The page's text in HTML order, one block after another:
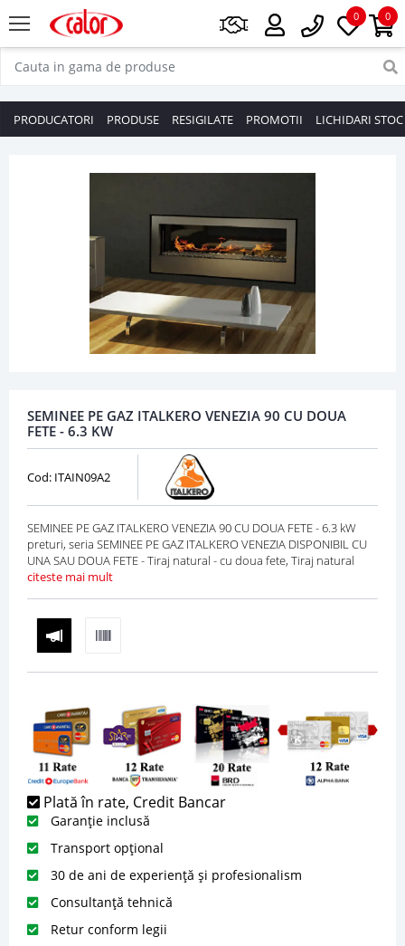
0
0
PRODUCATORI PRODUSE RESIGILATE PROMOTII LICHIDARI STOC
SEMINEE PE GAZ ITALKERO VENEZIA 90 CU DOUA
FETE - 6.3 KW
Cod: ITAIN09A2
SEMINEE PE GAZ ITALKERO VENEZIA 90 CU DOUA FETE - 6.3 kW
preturi, seria SEMINEE PE GAZ ITALKERO VENEZIA DISPONIBIL CU
UNA SAU DOUA FETE - Tiraj natural - cu doua fete, Tiraj natural
citeste mai mult
Plată în rate, Credit Bancar
Garanție inclusă
Transport opțional
30 de ani de experiență și profesionalism
Consultanță tehnică
Retur conform legii